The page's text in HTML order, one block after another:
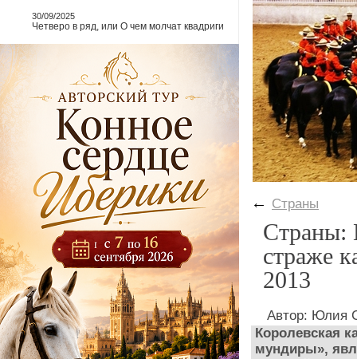
30/09/2025
Четверо в ряд, или О чем молчат квадриги
← Страны
Страны:
страже
2013
Автор: Юлия
Королевская
мундиры»,